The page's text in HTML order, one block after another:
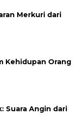
Merkuri dari
Kehidupan Orang
Suara Angin dari